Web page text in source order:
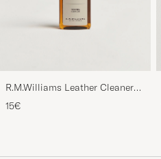
R.M.Williams Leather Cleaner
100ml
15€